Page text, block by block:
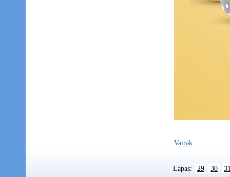
Vairāk
Lapas: 29 30